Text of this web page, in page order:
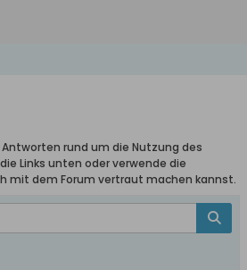
rund um die Nutzung des
Links unten oder verwende die
mit dem Forum vertraut machen kannst.